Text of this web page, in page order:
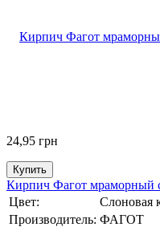
24,95 грн
Купить
Кирпич Фагот мраморный
Цвет:
Слоновая
Производитель: ФАГОТ